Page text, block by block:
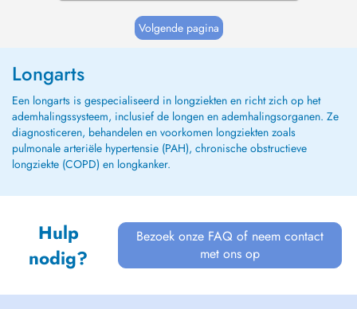
Volgende pagina
Longarts
Een longarts is gespecialiseerd in longziekten en richt zich op het
ademhalingssysteem, inclusief de longen en ademhalingsorganen. Ze
diagnosticeren, behandelen en voorkomen longziekten zoals
pulmonale arteriële hypertensie (PAH), chronische obstructieve
longziekte (COPD) en longkanker.
Hulp
nodig?
Bezoek onze FAQ of neem contact
met ons op